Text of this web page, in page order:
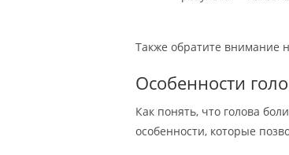
Также обратите внимание
Особенности
Как понять, что голова
особенности, которые